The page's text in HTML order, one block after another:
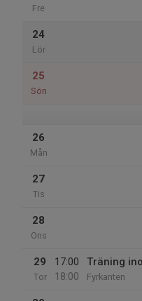
Fre
24
Lör
25
Sön
26
Mån
27
Tis
28
Ons
29
Tor
17:00
18:00
Träning
Fyrkanten